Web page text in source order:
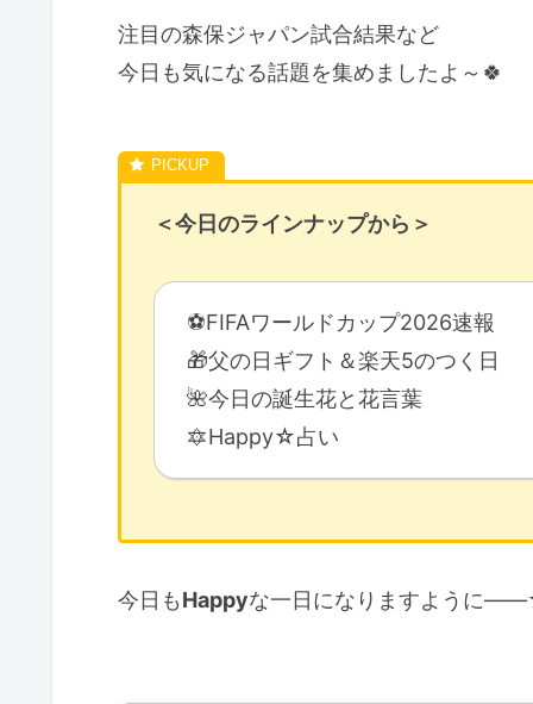
注目の森保ジャパン試合結果など
今日も気になる話題を集めましたよ～🍀
＜今日のラインナップから＞
⚽️FIFAワールドカップ2026速報
🎁父の日ギフト＆楽天5のつく日
🌺今日の誕生花と花言葉
🔯Happy☆占い
今日もHappyな一日になりますように